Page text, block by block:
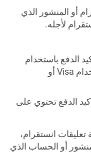
أو المنشور الذي
لأجله.
الدفع باستخدام
رمز 3DS (فقط عند الدفع باستخدام Visa أو
الدفع تحتوي على
انستقرام،
أو الحساب الذي